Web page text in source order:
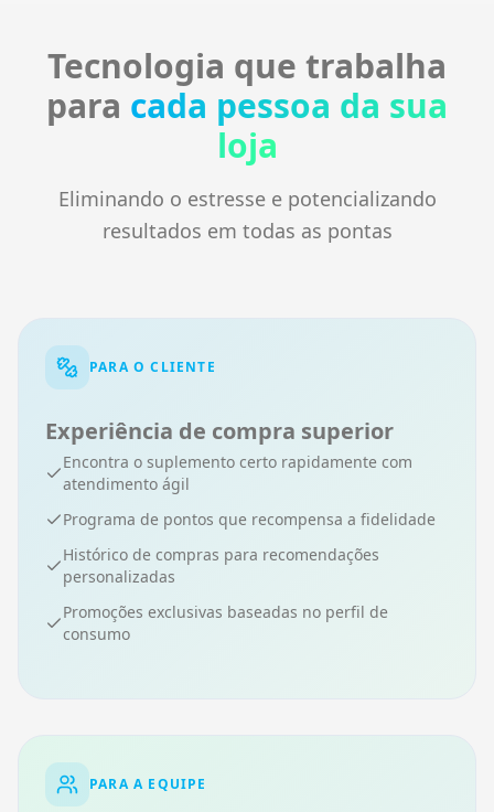
Tecnologia que trabalha
para cada pessoa da sua
loja
Eliminando o estresse e potencializando
resultados em todas as pontas
PARA O CLIENTE
Experiência de compra superior
Encontra o suplemento certo rapidamente com
atendimento ágil
Programa de pontos que recompensa a fidelidade
Histórico de compras para recomendações
personalizadas
Promoções exclusivas baseadas no perfil de
consumo
PARA A EQUIPE